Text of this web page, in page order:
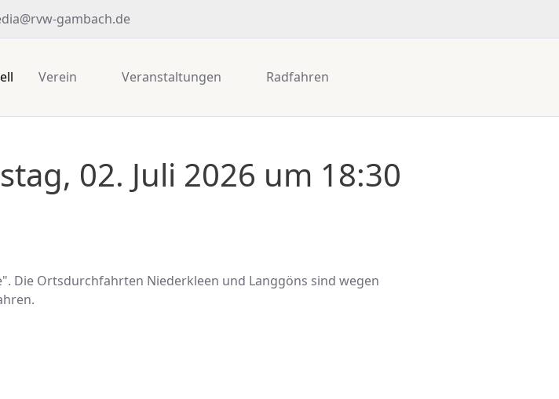
gambach.de
Verein Veranstaltungen Radfahren
02. Juli 2026 um 18:30
Die Ortsdurchfahrten Niederkleen und Langgöns sind wegen